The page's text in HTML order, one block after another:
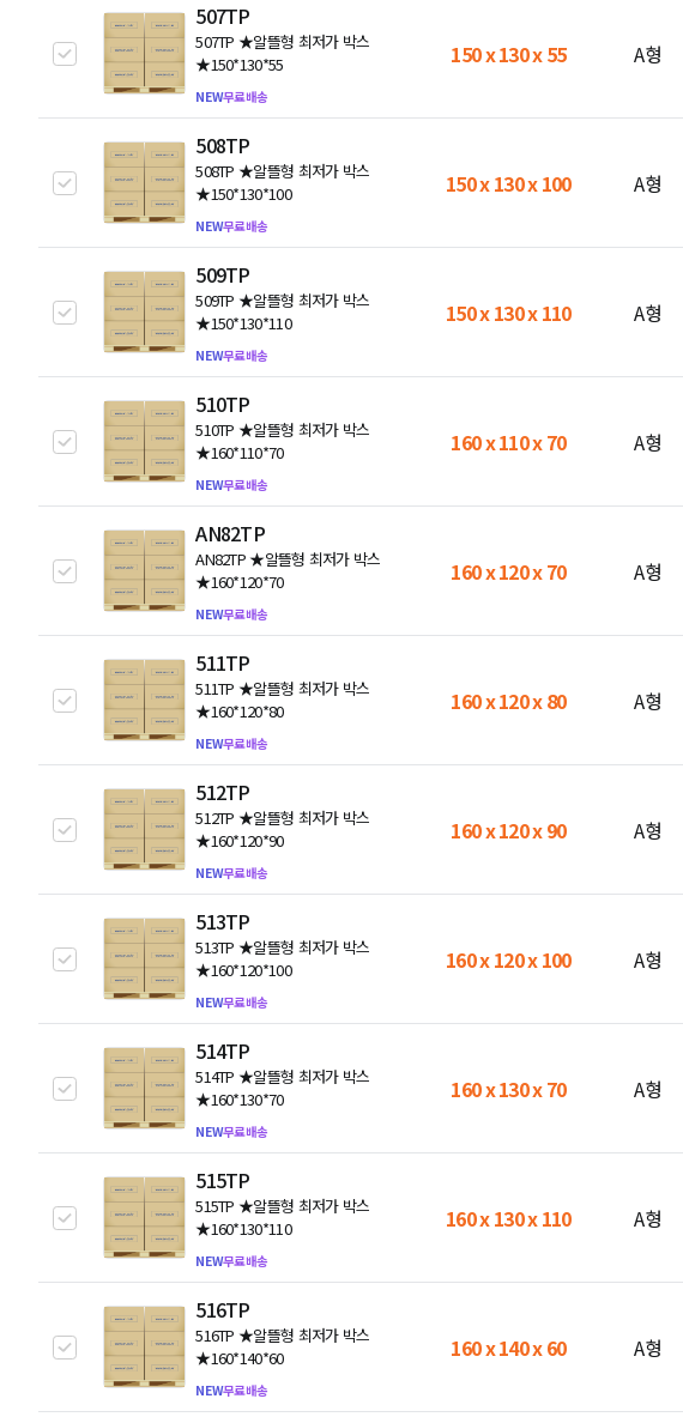
507TP
507TP ★알뜰형 최저가 박스
★150*130*55
NEW무료배송
150 x 130 x 55 A형
508TP
508TP ★알뜰형 최저가 박스
★150*130*100
NEW무료배송
150 x 130 x 100 A형
509TP
509TP ★알뜰형 최저가 박스
★150*130*110
NEW무료배송
150 x 130 x 110 A형
510TP
510TP ★알뜰형 최저가 박스
★160*110*70
NEW무료배송
160 x 110 x 70 A형
AN82TP
AN82TP ★알뜰형 최저가 박스
★160*120*70
NEW무료배송
160 x 120 x 70 A형
511TP
511TP ★알뜰형 최저가 박스
★160*120*80
NEW무료배송
160 x 120 x 80 A형
512TP
512TP ★알뜰형 최저가 박스
★160*120*90
NEW무료배송
160 x 120 x 90 A형
513TP
513TP ★알뜰형 최저가 박스
★160*120*100
NEW무료배송
160 x 120 x 100 A형
514TP
514TP ★알뜰형 최저가 박스
★160*130*70
NEW무료배송
160 x 130 x 70 A형
515TP
515TP ★알뜰형 최저가 박스
★160*130*110
NEW무료배송
160 x 130 x 110 A형
516TP
516TP ★알뜰형 최저가 박스
★160*140*60
NEW무료배송
160 x 140 x 60 A형